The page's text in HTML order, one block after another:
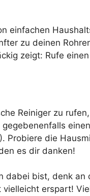
einfachen
zu deinen
zeigt: Rufe
Reiniger zu
Probiere die
es dir danken!
dabei bist, denk
erspart!